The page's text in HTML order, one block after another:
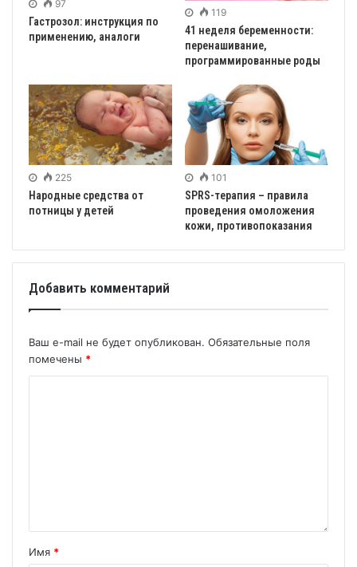
97
Гастрозол: инструкция по
применению, аналоги
119
41 неделя беременности:
перенашивание,
программированные роды
225
Народные средства от
потницы у детей
101
SPRS-терапия – правила
проведения омоложения
кожи, противопоказания
Добавить комментарий
Ваш e-mail не будет опубликован. Обязательные поля
помечены *
Имя *